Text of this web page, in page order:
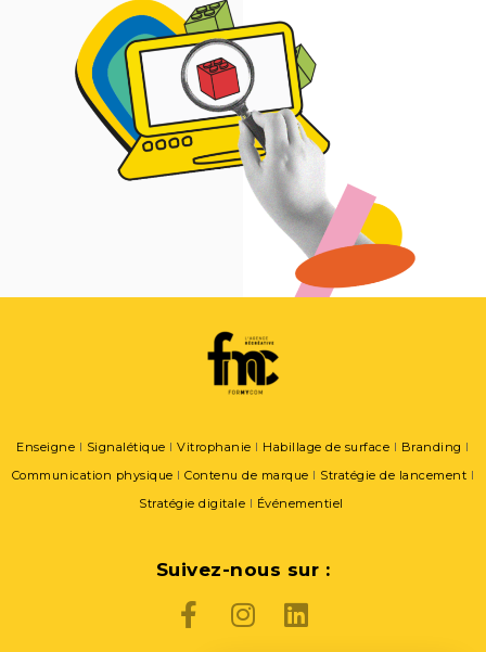
Enseigne I Signalétique lVitrophanie l Habillage de surface l Branding l
Communication physique lContenu de marque l Stratégie de lancement l
Stratégie digitale l Événementiel
Suivez-nous sur :